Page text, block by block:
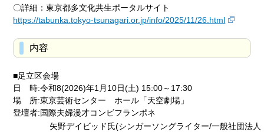
〇詳細：東京都多文化共生ポータルサイト
https://tabunka.tokyo-tsunagari.or.jp/info/2025/11/26.html
内容
■足立区会場
日 時:令和8(2026)年1月10日(土) 15:00～17:30
場 所:東京芸術センター ホール「天空劇場」
登壇者:国際夫婦漫才コンビフランポネ
矢野デイビッド氏(シンガーソングライター/一般社団法人